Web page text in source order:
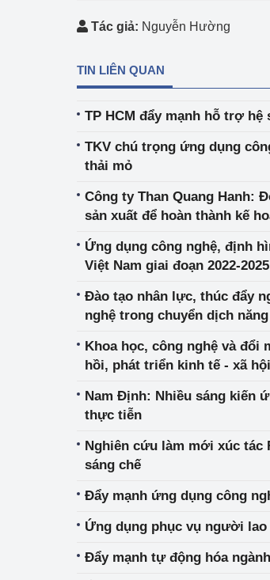
Tác giả: Nguyễn Hường
TIN LIÊN QUAN
TP HCM đẩy mạnh hỗ trợ
TKV chú trọng ứng dụng
thải mỏ
Công ty Than Quang Hanh:
sản xuất để hoàn thành kế
Ứng dụng công nghệ, định
Việt Nam giai đoạn 2022-2025
Đào tạo nhân lực, thúc đẩy
nghệ trong chuyển dịch
Khoa học, công nghệ và đổi
hồi, phát triển kinh tế - xã hội
Nam Định: Nhiều sáng kiến
thực tiễn
Nghiên cứu làm mới xúc tác
sáng chế
Đẩy mạnh ứng dụng công
Ứng dụng phục vụ người lao
Đẩy mạnh tự động hóa